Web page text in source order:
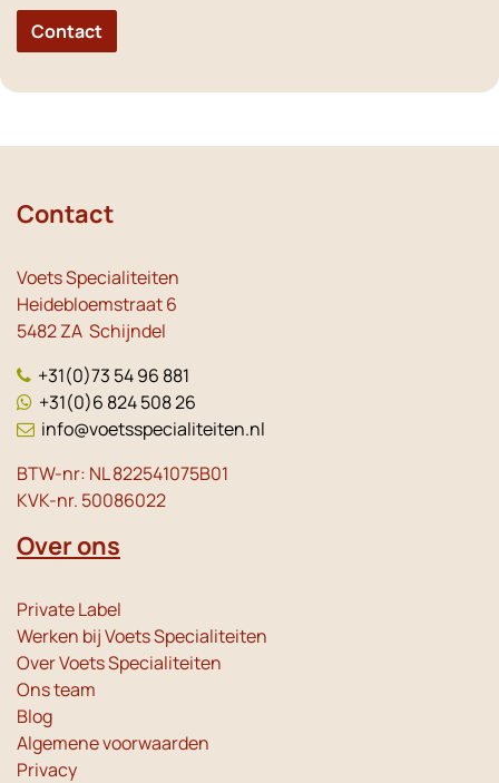
Contact
Contact
Voets Specialiteiten
Heidebloemstraat 6
5482 ZA Schijndel
+31(0)73 54 96 881
+31(0)6 824 508 26
info@voetsspecialiteiten.nl
BTW-nr: NL 822541075B01
KVK-nr. 50086022
Over ons
Private Label
Werken bij Voets Specialiteiten
Over Voets Specialiteiten
Ons team
Blog
Algemene voorwaarden
Privacy